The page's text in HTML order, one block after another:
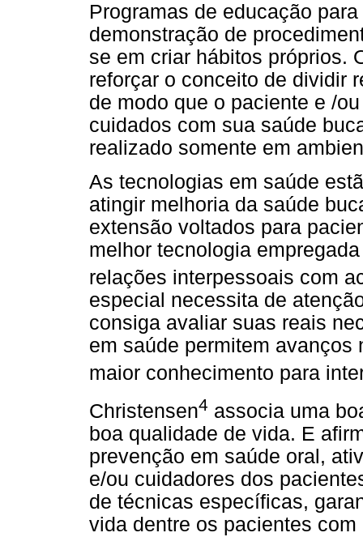
Programas de educação
demonstração de
se em criar hábitos próprios.
reforçar o conceito de dividir
de modo que o paciente e /
cuidados com sua saúde
realizado somente em
As tecnologias em saúde
atingir melhoria da saúde
extensão voltados para
melhor tecnologia
relações interpessoais com
especial necessita de
consiga avaliar suas reais
em saúde permitem avanços
maior conhecimento para
Christensen4 associa uma
boa qualidade de vida. E
prevenção em saúde oral,
e/ou cuidadores dos
de técnicas específicas,
vida dentre os pacientes